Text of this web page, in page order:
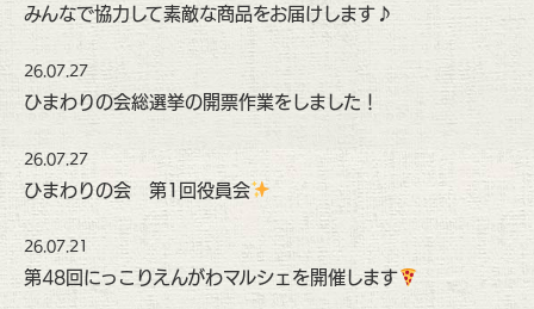
みんなで協力して素敵な商品をお届けします♪
26.07.27
ひまわりの会総選挙の開票作業をしました！
26.07.27
ひまわりの会 第1回役員会
26.07.21
第48回にっこりえんがわマルシェを開催します